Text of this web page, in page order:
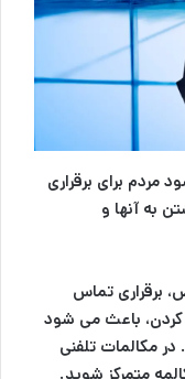
مردم برای برقراری
به آنها و
برقراری تماس
باعث می شود
مکالمات تلفنی
متمرکز شوید.